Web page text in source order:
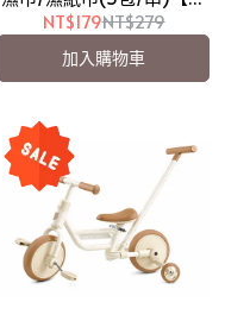
吾兒】
NT$179NT$279
加入購物車